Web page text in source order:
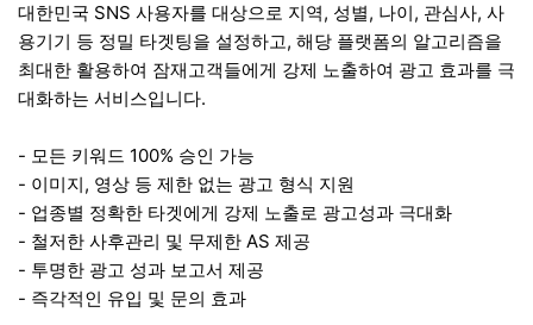
대한민국 SNS 사용자를 대상으로 지역, 성별, 나이, 관심사, 사
용기기 등 정밀 타겟팅을 설정하고, 해당 플랫폼의 알고리즘을
최대한 활용하여 잠재고객들에게 강제 노출하여 광고 효과를 극
대화하는 서비스입니다.
- 모든 키워드 100% 승인 가능
- 이미지, 영상 등 제한 없는 광고 형식 지원
- 업종별 정확한 타겟에게 강제 노출로 광고성과 극대화
- 철저한 사후관리 및 무제한 AS 제공
- 투명한 광고 성과 보고서 제공
- 즉각적인 유입 및 문의 효과